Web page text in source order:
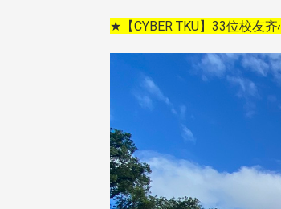
★【CYBER TKU】33位校友
资料应尽善良管理人之责任，